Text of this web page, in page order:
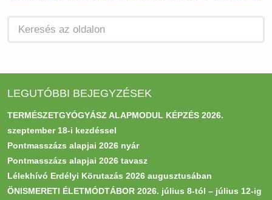
LEGUTÓBBI BEJEGYZÉSEK
TERMÉSZETGYÓGYÁSZ ALAPMODUL KÉPZÉS 2026.
szeptember 18-i kezdéssel
Pontmasszázs alapjai 2026 nyár
Pontmasszázs alapjai 2026 tavasz
Lélekhívó Erdélyi Körutazás 2026 augusztusában
ÖNISMERETI ÉLETMÓDTÁBOR 2026. július 8-tól – július 12-ig